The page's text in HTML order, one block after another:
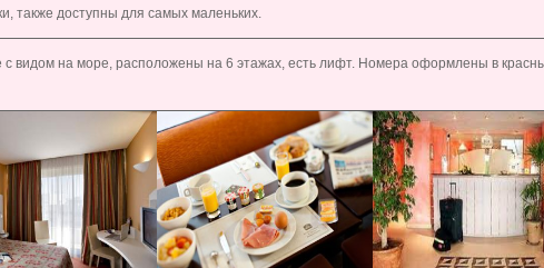
также доступны для самых маленьких.
с видом на море, расположены на 6 этажах, есть лифт. Номера оформлены в